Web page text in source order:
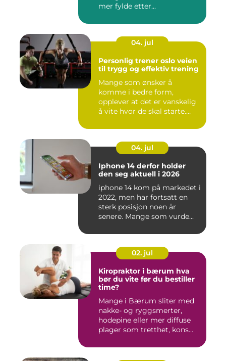
mer fylde etter...
04. jul
Personlig trener oslo veien
til trygg og effektiv trening
Mange som ønsker å
komme i bedre form,
opplever at det er vanskelig
å vite hvor de skal starte.
04. jul
Iphone 14 derfor holder
den seg aktuell i 2026
iphone 14 kom på markedet i
2022, men har fortsatt en
sterk posisjon noen år
senere. Mange som vurde...
02. jul
Kiropraktor i bærum hva
bør du vite før du bestiller
time?
Mange i Bærum sliter med
nakke- og ryggsmerter,
hodepine eller mer diffuse
plager som tretthet, kons...